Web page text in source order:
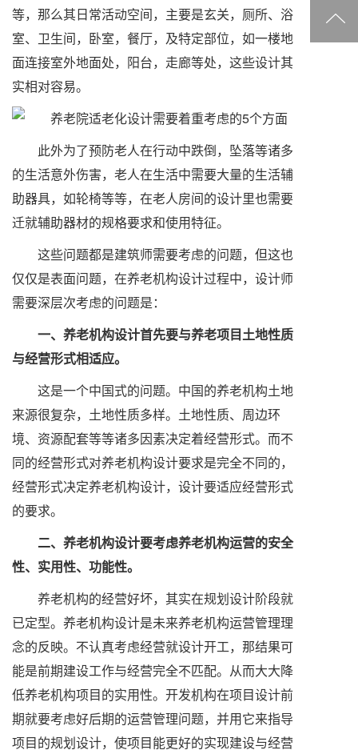
等，那么其日常活动空间，主要是玄关，厕所、浴
室、卫生间，卧室，餐厅，及特定部位，如一楼地
面连接室外地面处，阳台，走廊等处，这些设计其
实相对容易。
此外为了预防老人在行动中跌倒，坠落等诸多
的生活意外伤害，老人在生活中需要大量的生活辅
助器具，如轮椅等等，在老人房间的设计里也需要
迁就辅助器材的规格要求和使用特征。
这些问题都是建筑师需要考虑的问题，但这也
仅仅是表面问题，在养老机构设计过程中，设计师
需要深层次考虑的问题是：
一、养老机构设计首先要与养老项目土地性质
与经营形式相适应。
这是一个中国式的问题。中国的养老机构土地
来源很复杂，土地性质多样。土地性质、周边环
境、资源配套等等诸多因素决定着经营形式。而不
同的经营形式对养老机构设计要求是完全不同的，
经营形式决定养老机构设计，设计要适应经营形式
的要求。
二、养老机构设计要考虑养老机构运营的安全
性、实用性、功能性。
养老机构的经营好坏，其实在规划设计阶段就
已定型。养老机构设计是未来养老机构运营管理理
念的反映。不认真考虑经营就设计开工，那结果可
能是前期建设工作与经营完全不匹配。从而大大降
低养老机构项目的实用性。开发机构在项目设计前
期就要考虑好后期的运营管理问题，并用它来指导
项目的规划设计，使项目能更好的实现建设与经营